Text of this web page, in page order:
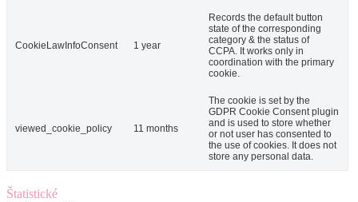
CookieLawInfoConsent 1 year
Records the default button
state of the corresponding
category & the status of
CCPA. It works only in
coordination with the primary
cookie.
viewed_cookie_policy 11 months
The cookie is set by the
GDPR Cookie Consent plugin
and is used to store whether
or not user has consented to
the use of cookies. It does not
store any personal data.
Štatistické